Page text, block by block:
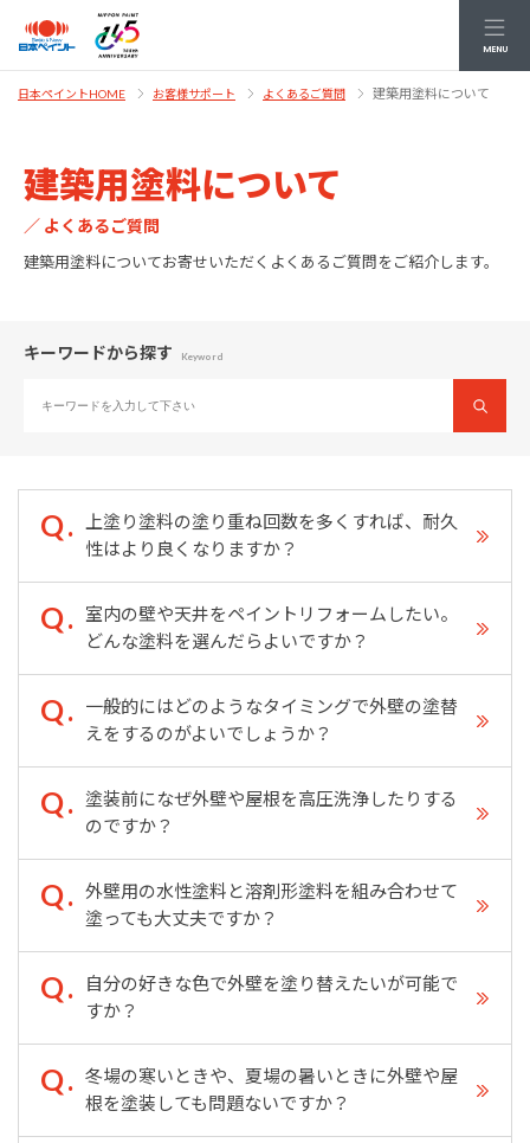
MENU
日本ペイントHOME お客様サポート よくあるご質問 建築用塗料について
建築用塗料について
／ よくあるご質問
建築用塗料についてお寄せいただくよくあるご質問をご紹介します。
キーワードから探す Keyword
上塗り塗料の塗り重ね回数を多くすれば、耐久
性はより良くなりますか？
室内の壁や天井をペイントリフォームしたい。
どんな塗料を選んだらよいですか？
一般的にはどのようなタイミングで外壁の塗替
えをするのがよいでしょうか？
塗装前になぜ外壁や屋根を高圧洗浄したりする
のですか？
外壁用の水性塗料と溶剤形塗料を組み合わせて
塗っても大丈夫ですか？
自分の好きな色で外壁を塗り替えたいが可能で
すか？
冬場の寒いときや、夏場の暑いときに外壁や屋
根を塗装しても問題ないですか？